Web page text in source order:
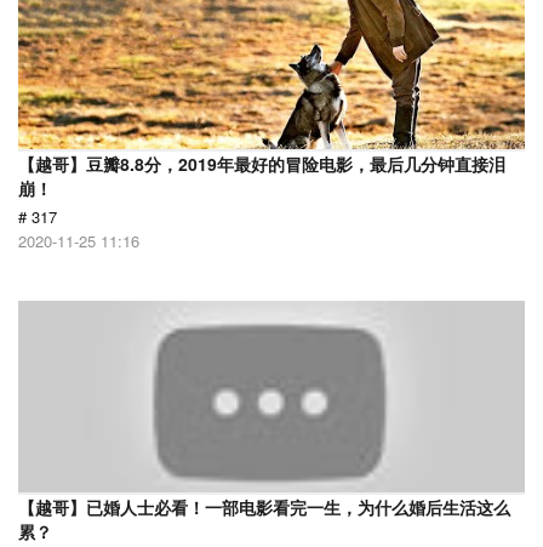
【越哥】豆瓣8.8分，2019年最好的冒险电影，最后几分钟直接泪
崩！
# 317
2020-11-25 11:16
【越哥】已婚人士必看！一部电影看完一生，为什么婚后生活这么
累？